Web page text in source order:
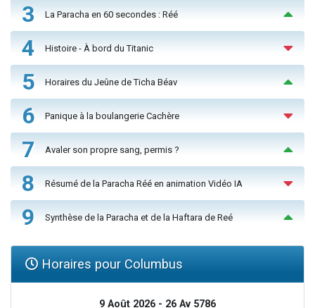
3 La Paracha en 60 secondes : Réé
4 Histoire - À bord du Titanic
5 Horaires du Jeûne de Ticha Béav
6 Panique à la boulangerie Cachère
7 Avaler son propre sang, permis ?
8 Résumé de la Paracha Réé en animation Vidéo IA
9 Synthèse de la Paracha et de la Haftara de Reé
Horaires pour Columbus
9 Août 2026 - 26 Av 5786